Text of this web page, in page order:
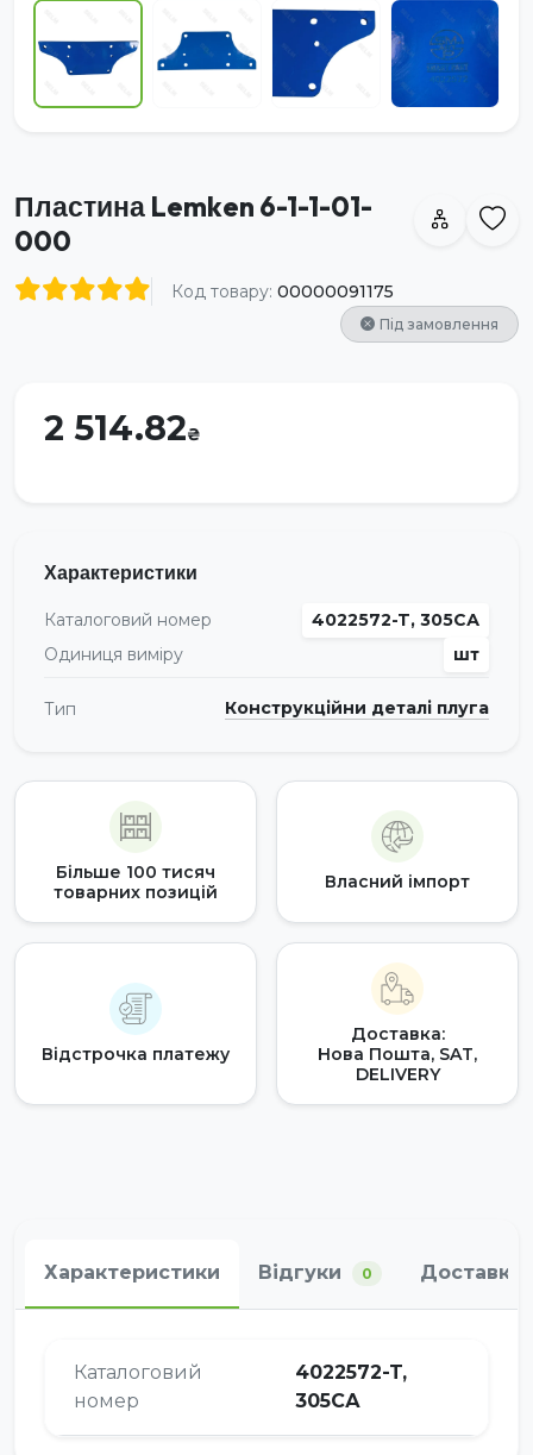
Пластина Lemken 6-1-1-01-
000
Код товару: 00000091175
Під замовлення
2 514.82
Характеристики
Каталоговий номер
4022572-T, 305СА
Одиниця виміру
шт
Тип Конструкційни деталі плуга
Більше 100 тисяч
товарних позицій
Власний імпорт
Відстрочка платежу
Доставка:
Нова Пошта, SAT,
DELIVERY
Характеристики Відгуки 0 Доставка
Каталоговий
номер
4022572-T,
305СА